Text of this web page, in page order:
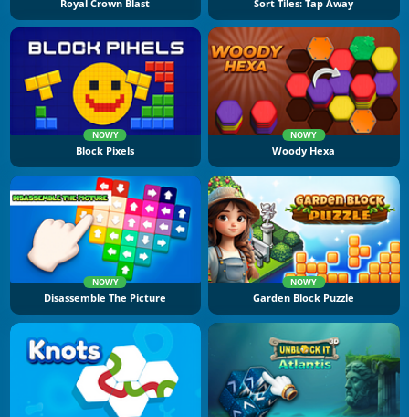
Royal Crown Blast Sort Tiles: Tap Away
NOWY
Block Pixels
NOWY
Woody Hexa
NOWY
Disassemble The Picture
NOWY
Garden Block Puzzle